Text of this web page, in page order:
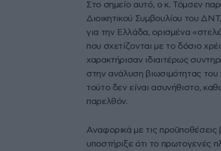
Στο σημείο αυτό, ο κ. Τόμσεν
Διοικητικού Συμβουλίου του
για την Ελλάδα, ορισμένα
που σχετίζονται με το δόσιο
χαρακτήρισαν ιδιαιτέρως
στην ανάλυση βιωσιμότητας
τούτο δεν είναι ασυνήθιστο,
παρελθόν.
Αναφορικά με τις
υποστήριξε ότι το πρωτογενές